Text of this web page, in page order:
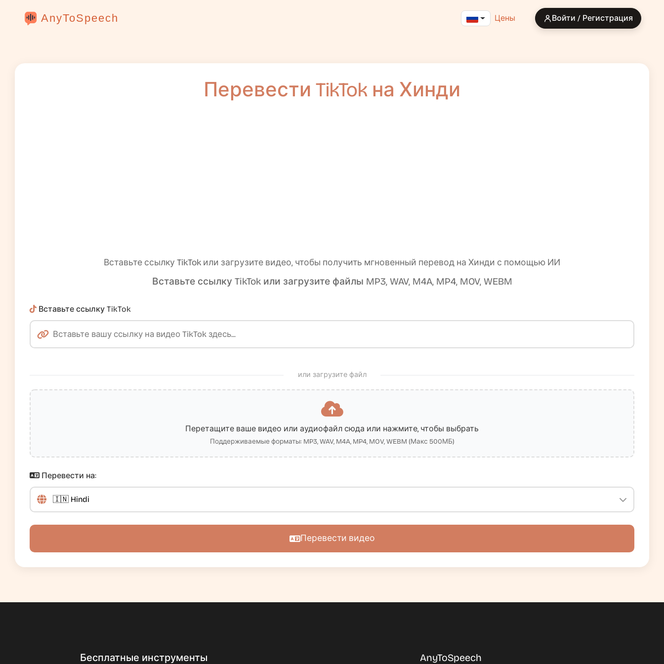
AnyToSpeech Цены Войти / Регистрация
Перевести TikTok на Хинди
Вставьте ссылку TikTok или загрузите видео, чтобы получить мгновенный перевод на Хинди с помощью ИИ
Вставьте ссылку TikTok или загрузите файлы MP3, WAV, M4A, MP4, MOV, WEBM
Вставьте ссылку TikTok
или загрузите файл
Перетащите ваше видео или аудиофайл сюда или нажмите, чтобы выбрать
Поддерживаемые форматы: MP3, WAV, M4A, MP4, MOV, WEBM (Макс 500МБ)
Перевести на:
Перевести видео
Бесплатные инструменты AnyToSpeech